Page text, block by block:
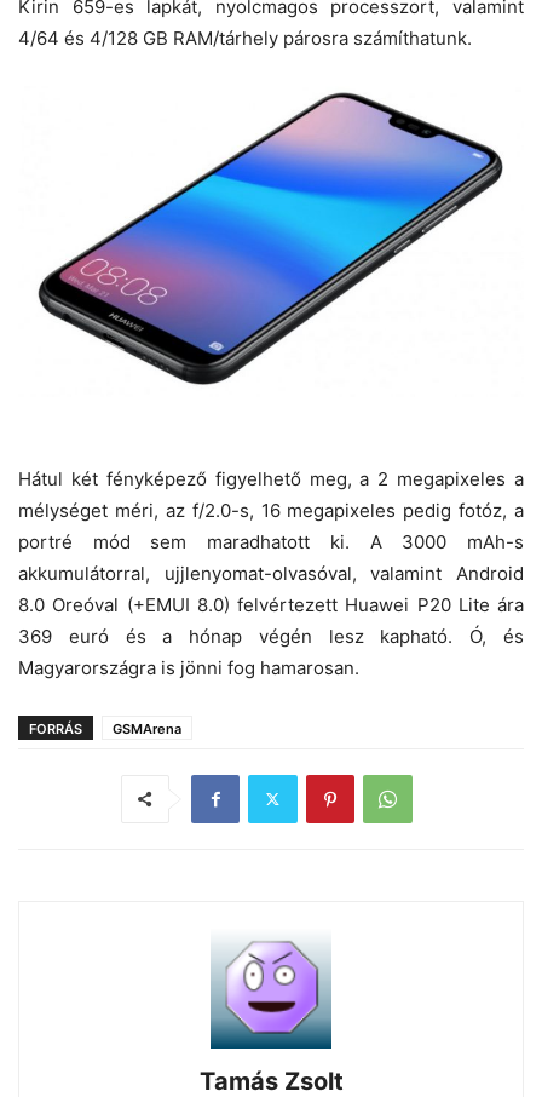
Kirin 659-es lapkát, nyolcmagos processzort, valamint
4/64 és 4/128 GB RAM/tárhely párosra számíthatunk.
Hátul két fényképező figyelhető meg, a 2 megapixeles a
mélységet méri, az f/2.0-s, 16 megapixeles pedig fotóz, a
portré mód sem maradhatott ki. A 3000 mAh-s
akkumulátorral, ujjlenyomat-olvasóval, valamint Android
8.0 Oreóval (+EMUI 8.0) felvértezett Huawei P20 Lite ára
369 euró és a hónap végén lesz kapható. Ó, és
Magyarországra is jönni fog hamarosan.
FORRÁS GSMArena
Tamás Zsolt